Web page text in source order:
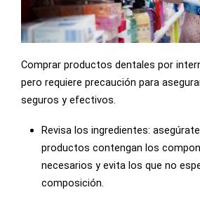
Comprar productos dentales por
pero requiere precaución para
seguros y efectivos.
Revisa los ingredientes:
productos contengan los
necesarios y evita los que no
composición.